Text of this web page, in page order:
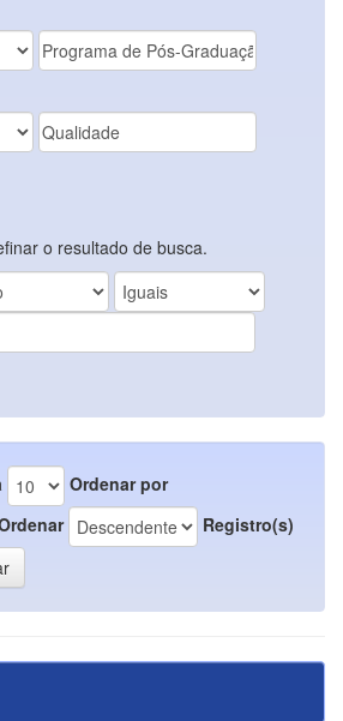
o resultado de busca.
Ordenar por
Registro(s)